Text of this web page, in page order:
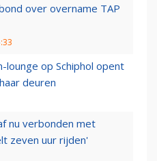
over overname TAP
lounge op Schiphol opent
deuren
nu verbonden met
zeven uur rijden'